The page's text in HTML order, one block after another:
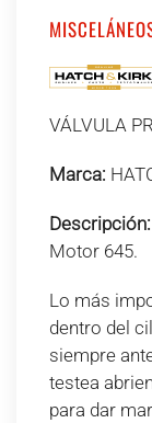
VÁLVULA
Marca:
Descripción:
Motor 645.
Lo más
dentro del
siempre
testea
para dar